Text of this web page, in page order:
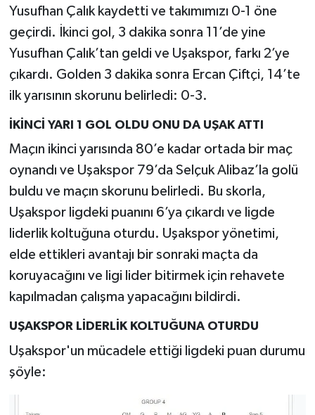
Yusufhan Çalık kaydetti ve takımımızı 0-1 öne
geçirdi. İkinci gol, 3 dakika sonra 11’de yine
Yusufhan Çalık’tan geldi ve Uşakspor, farkı 2’ye
çıkardı. Golden 3 dakika sonra Ercan Çiftçi, 14’te
ilk yarısının skorunu belirledi: 0-3.
İKİNCİ YARI 1 GOL OLDU ONU DA UŞAK ATTI
Maçın ikinci yarısında 80’e kadar ortada bir maç
oynandı ve Uşakspor 79’da Selçuk Alibaz’la golü
buldu ve maçın skorunu belirledi. Bu skorla,
Uşakspor ligdeki puanını 6’ya çıkardı ve ligde
liderlik koltuğuna oturdu. Uşakspor yönetimi,
elde ettikleri avantajı bir sonraki maçta da
koruyacağını ve ligi lider bitirmek için rehavete
kapılmadan çalışma yapacağını bildirdi.
UŞAKSPOR LİDERLİK KOLTUĞUNA OTURDU
Uşakspor'un mücadele ettiği ligdeki puan durumu
şöyle: